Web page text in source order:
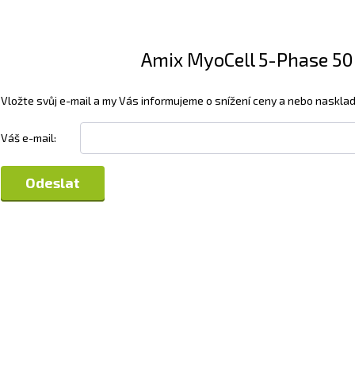
Amix MyoCell 5-Phase
Vložte svůj e-mail a my Vás informujeme o snížení ceny a nebo
Váš e-mail: